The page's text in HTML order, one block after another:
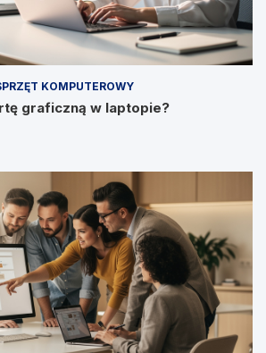
KOMPUTEROWY
graficzną w laptopie?